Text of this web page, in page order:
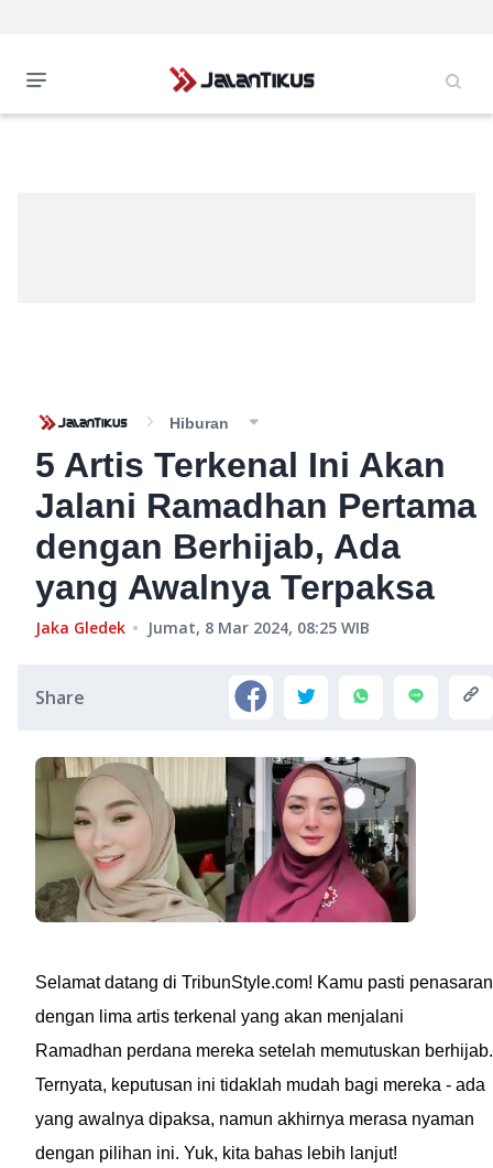
Hiburan
5 Artis Terkenal Ini Akan
Jalani Ramadhan Pertama
dengan Berhijab, Ada
yang Awalnya Terpaksa
Jaka Gledek Jumat, 8 Mar 2024, 08:25 WIB
Share
Selamat datang di TribunStyle.com! Kamu pasti penasaran
dengan lima artis terkenal yang akan menjalani
Ramadhan perdana mereka setelah memutuskan berhijab.
Ternyata, keputusan ini tidaklah mudah bagi mereka - ada
yang awalnya dipaksa, namun akhirnya merasa nyaman
dengan pilihan ini. Yuk, kita bahas lebih lanjut!